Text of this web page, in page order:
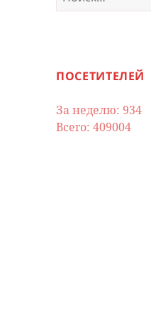
ПОСЕТИТЕЛЕЙ
За неделю: 934
Всего: 409004